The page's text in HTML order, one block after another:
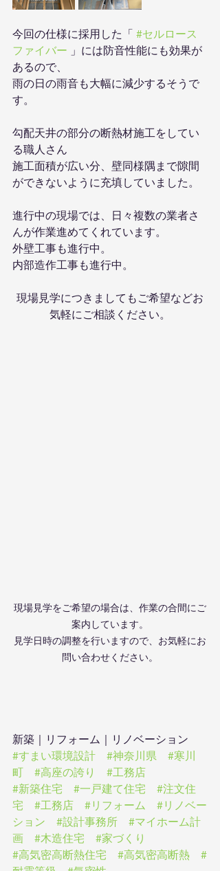
今回の仕様に採用した「 #セルロース
ファイバー 」には防音性能にも効果が
あるので、
雨の日の雨音も大幅に減少するそうで
す。
勾配天井の部分の断熱材施工をしてい
る職人さん
施工面積が広い分、壁同様隅まで隙間
ができないように充填していました。
進行中の現場では、日々複数の業者さ
んが作業進めてくれています。
外壁工事も進行中。
内部造作工事も進行中。
現場見学につきましてもご希望などお
気軽にご相談ください。
現場見学をご希望の場合は、作業の合間にご
案内しています。
見学日時の調整を行いますので、お気軽にお
問い合わせください。
新築｜リフォーム｜リノベーション
#すまい環境設計
#神奈川県
#寒川
町
#高座の誇り
#工務店
#新築住宅
#一戸建て住宅
#注文住
宅
#工務店 #リフォーム
#リノベー
ション
#設計事務所
#マイホーム計
画
#木造住宅
#家づくり
#高気密高断熱住宅
#高気密高断熱
#